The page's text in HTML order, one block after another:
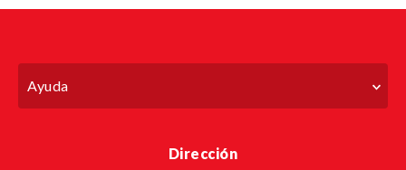
Ayuda
Dirección